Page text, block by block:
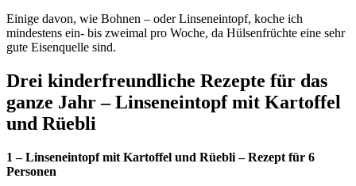
Einige davon, wie Bohnen – oder Linseneintopf, koche ich
mindestens ein- bis zweimal pro Woche, da Hülsenfrüchte eine sehr
gute Eisenquelle sind.
Drei kinderfreundliche Rezepte für das
ganze Jahr – Linseneintopf mit Kartoffel
und Rüebli
1 – Linseneintopf mit Kartoffel und Rüebli – Rezept für 6
Personen